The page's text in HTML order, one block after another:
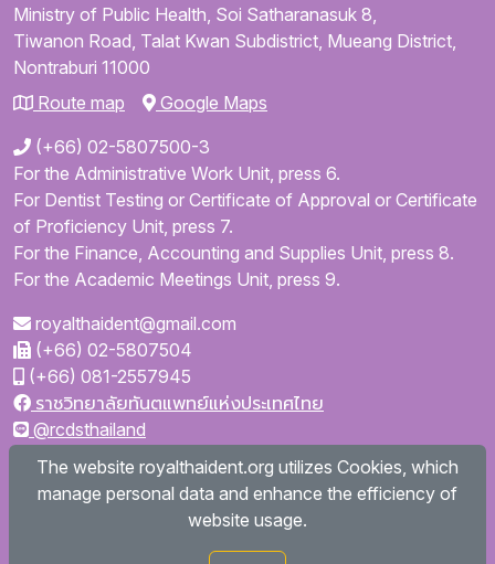
Ministry of Public Health, Soi Satharanasuk 8,
Tiwanon Road, Talat Kwan Subdistrict, Mueang District,
Nontraburi 11000
Route map
Google Maps
(+66) 02-5807500-3
For the Administrative Work Unit, press 6.
For Dentist Testing or Certificate of Approval or Certificate
of Proficiency Unit, press 7.
For the Finance, Accounting and Supplies Unit, press 8.
For the Academic Meetings Unit, press 9.
royalthaident@gmail.com
(+66) 02-5807504
(+66) 081-2557945
ราชวิทยาลัยทันตแพทย์แห่งประเทศไทย
@rcdsthailand
royalthaident
Royal College of Dental Surgeons of Thailand
The website royalthaident.org utilizes Cookies, which
manage personal data and enhance the efficiency of
website usage.